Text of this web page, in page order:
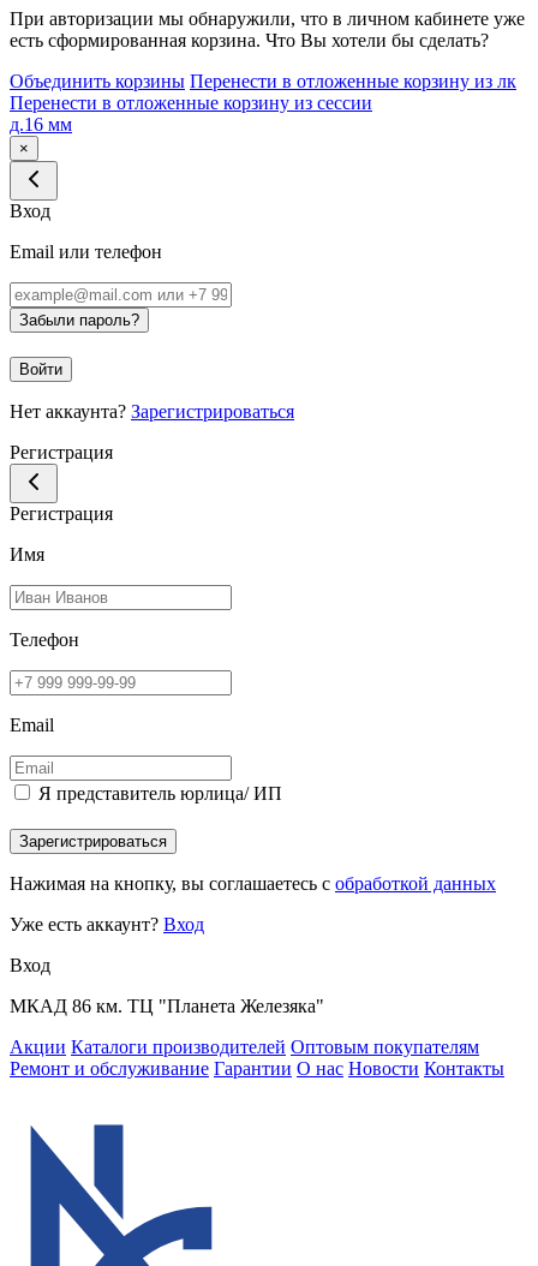
При авторизации мы обнаружили, что в личном кабинете уже
есть сформированная корзина. Что Вы хотели бы сделать?
Объединить корзины Перенести в отложенные корзину из лк
Перенести в отложенные корзину из сессии
д.16 мм
×
Вход
Email или телефон
Забыли пароль?
Войти
Нет аккаунта? Зарегистрироваться
Регистрация
Регистрация
Имя
Телефон
Email
Я представитель юрлица/ ИП
Зарегистрироваться
Нажимая на кнопку, вы соглашаетесь с обработкой данных
Уже есть аккаунт? Вход
Вход
МКАД 86 км. ТЦ "Планета Железяка"
Акции Каталоги производителей Оптовым покупателям
Ремонт и обслуживание Гарантии О нас Новости Контакты